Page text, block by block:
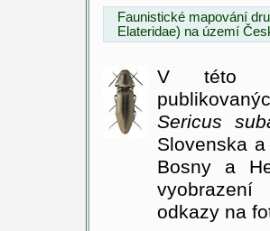
Faunistické mapování
Elateridae) na území
V této
Sericus
Slovenska
Bosny a
odkazy na